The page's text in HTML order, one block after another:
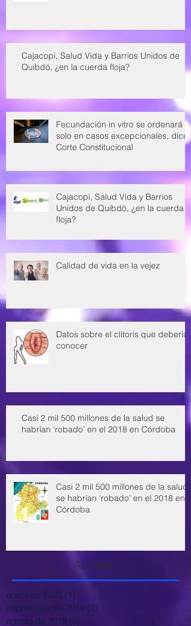
Cajacopi, Salud Vida y Barrios Unidos de
Quibdó, ¿en la cuerda floja?
Fecundación in vitro se ordenará
solo en casos excepcionales, dice
Corte Constitucional
Cajacopi, Salud Vida y Barrios
Unidos de Quibdó, ¿en la cuerda
floja?
Calidad de vida en la vejez
Datos sobre el clítoris que deberías
conocer
Casi 2 mil 500 millones de la salud se
habrían ‘robado’ en el 2018 en Córdoba
Casi 2 mil 500 millones de la salud
se habrían ‘robado’ en el 2018 en
Córdoba
Archive
enero de 2020 (1)
septiembre de 2019 (2)
agosto de 2019 (9)